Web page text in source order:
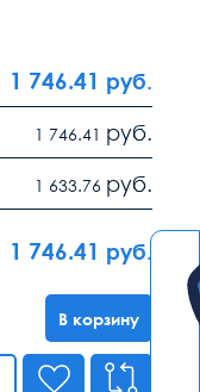
1 746.41 руб.
1 746.41 руб.
1 633.76 руб.
1 746.41 руб.
В корзину